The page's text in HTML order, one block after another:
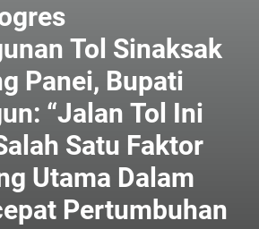
Tol Sinaksak
Panei, Bupati
“Jalan Tol Ini
Satu Faktor
Utama Dalam
Pertumbuhan